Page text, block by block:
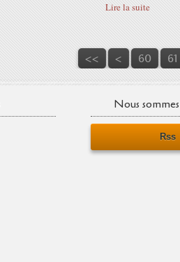
Lire la suite
<< < 10
20
30
40
50
60 61
Nous
Rss